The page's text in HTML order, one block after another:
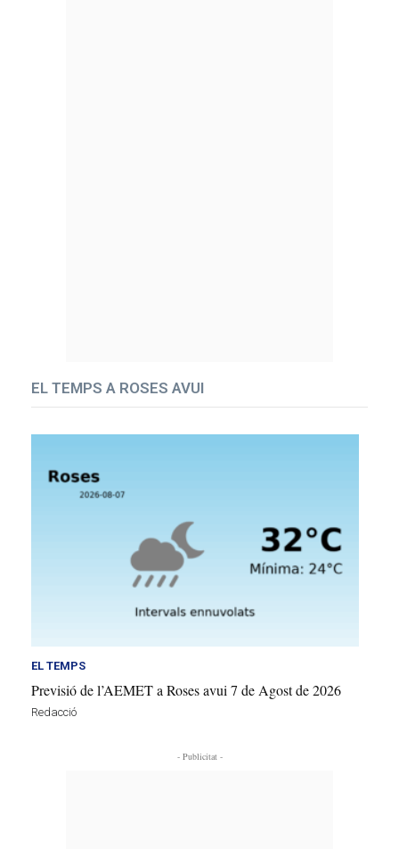
EL TEMPS A ROSES AVUI
EL TEMPS
Previsió de l’AEMET a Roses avui 7 de Agost de 2026
Redacció
- Publicitat -